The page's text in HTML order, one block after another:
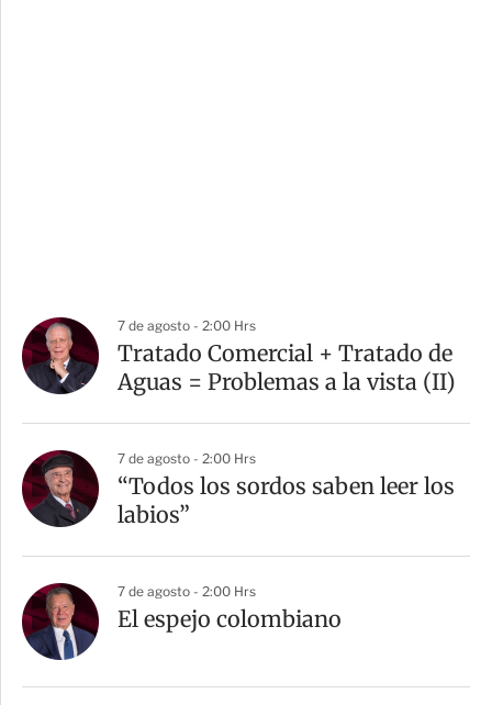
7 de agosto - 2:00 Hrs
Tratado Comercial + Tratado de
Aguas = Problemas a la vista (II)
7 de agosto - 2:00 Hrs
“Todos los sordos saben leer los
labios”
7 de agosto - 2:00 Hrs
El espejo colombiano